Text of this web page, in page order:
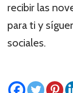
recibir las
para ti y
sociales.